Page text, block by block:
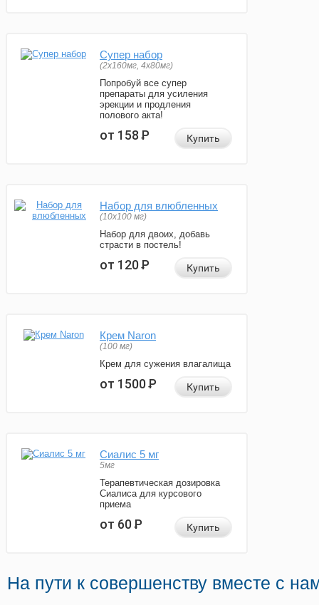
Супер набор
(2х160мг, 4х80мг)
Попробуй все супер
препараты для усиления
эрекции и продления
полового акта!
от 158Р Купить
Набор для влюбленных
(10х100 мг)
Набор для двоих, добавь
страсти в постель!
от 120Р Купить
Крем Naron
(100 мг)
Крем для сужения влагалища
от 1500Р Купить
Сиалис 5 мг
5мг
Терапевтическая дозировка
Сиалиса для курсового
приема
от 60Р Купить
На пути к совершенству вместе с